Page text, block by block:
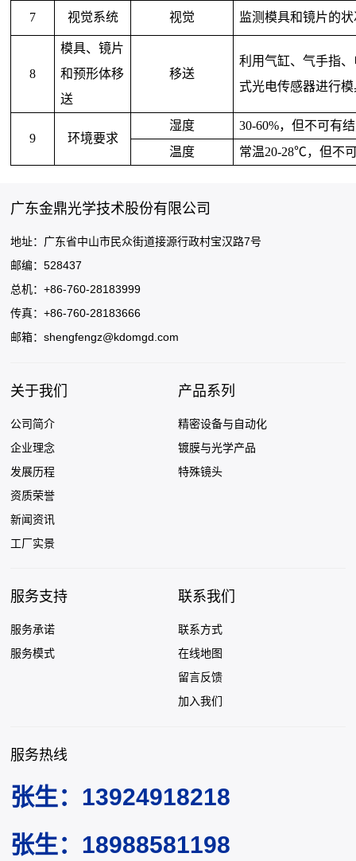
7 视觉系统 视觉 监测模具和镜片的
8
模具、镜片
和预形体移
送
移送
利用气缸、气手指
式光电传感器进行
9 环境要求
湿度 30-60%，但不可有
温度
常温20-28℃，但不
广东金鼎光学技术股份有限公司
地址：广东省中山市民众街道接源行政村宝汉路7号
邮编：528437
总机：+86-760-28183999
传真：+86-760-28183666
邮箱：shengfengz@kdomgd.com
关于我们
公司简介
企业理念
发展历程
资质荣誉
新闻资讯
工厂实景
产品系列
精密设备与自动化
镀膜与光学产品
特殊镜头
服务支持
服务承诺
服务模式
联系我们
联系方式
在线地图
留言反馈
加入我们
服务热线
张生：13924918218
张生：18988581198